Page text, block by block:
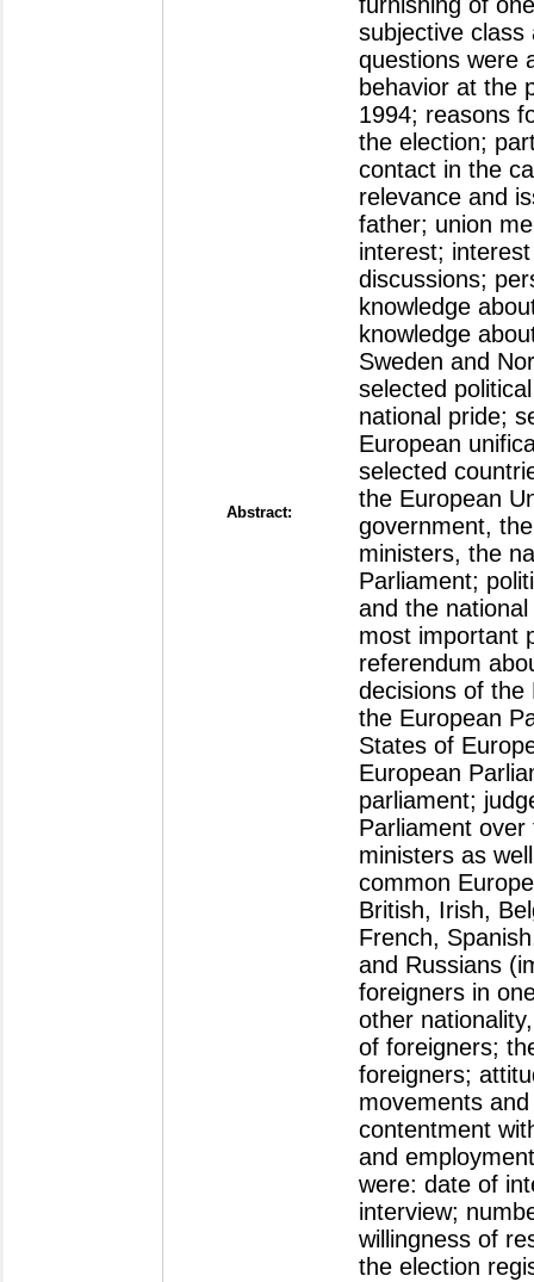
Abstract:
subjective
questions were
behavior at the
1994; reasons
the election;
contact in the
relevance and
father; union
interest;
discussions;
knowledge
knowledge
Sweden and
selected
national pride;
European
selected
the European
government,
ministers, the
Parliament;
and the
most important
referendum
decisions of the
the European
States of
European
parliament;
Parliament
ministers as
common
British, Irish,
French,
and Russians
foreigners in
other
of foreigners;
foreigners;
movements
contentment
and
were: date of
interview;
willingness of
the election